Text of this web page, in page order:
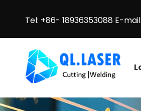
Tel: +86- 18936353088 E-mail: